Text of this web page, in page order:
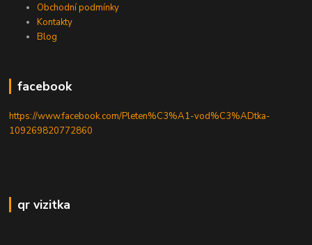
Obchodní podmínky
Kontakty
Blog
facebook
https://www.facebook.com/Pleten%C3%A1-vod%C3%ADtka-
109269820772860
qr vizitka